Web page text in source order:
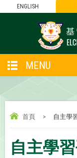
ENGLISH
MENU
首頁 > 自主學
自主學